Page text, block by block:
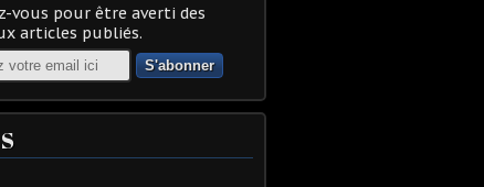
vous pour être averti des
articles publiés.